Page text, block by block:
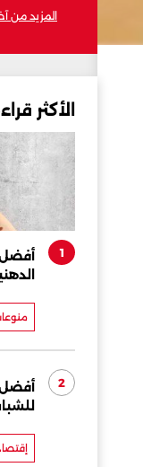
المزيد من
الأكثر
1
2